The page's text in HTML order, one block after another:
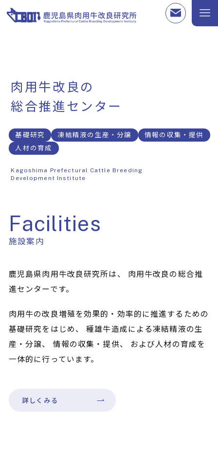
肉用牛改良の
総合推進センター
基礎研究 凍結精液の生産・分譲
情報の収集・提供
人材の育成
Kagoshima Prefectural Cattle Breeding
Development Institute
Facilities
施設案内
鹿児島県肉用牛改良研究所は、
肉用牛改良の総合推
進センターです。
肉用牛の改良増殖を効果的・効率的に推進するための
基礎研究をはじめ、
種雄牛造成による凍結精液の生
産・分譲、
情報の収集・提供、
および人材の育成を
一体的に行っています。
詳しくみる